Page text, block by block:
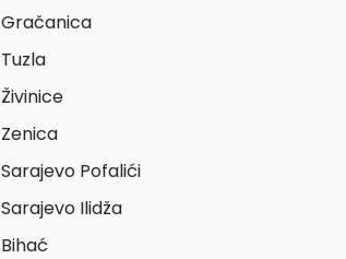
Gračanica
Tuzla
Živinice
Zenica
Sarajevo Pofalići
Sarajevo Ilidža
Bihać